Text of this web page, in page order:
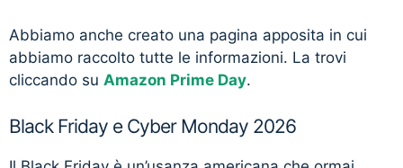
Abbiamo anche creato una pagina apposita in cui
abbiamo raccolto tutte le informazioni. La trovi
cliccando su Amazon Prime Day.
Black Friday e Cyber Monday 2026